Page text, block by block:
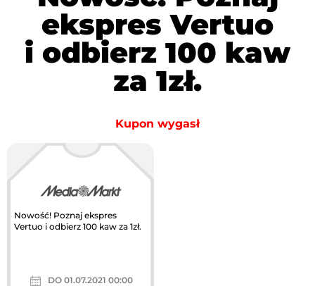
ekspres Vertuo
i odbierz 100 kaw
za 1zł.
Kupon wygasł
Nowość! Poznaj ekspres
Vertuo i odbierz 100 kaw za 1zł.
DO 01.07.2021 00:00